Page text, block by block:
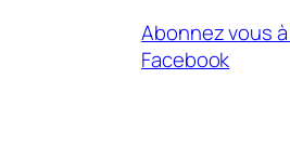
Abonnez vous
Facebook